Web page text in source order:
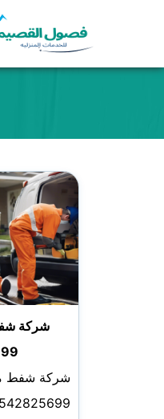
المحتوى
شركة
شركة شفط